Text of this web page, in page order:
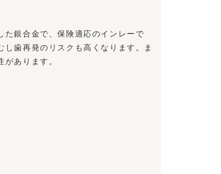
た銀合金で、保険適応のインレーで
歯再発のリスクも高くなります。ま
あります。